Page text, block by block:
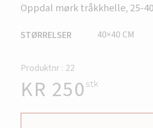
Oppdal mørk tråkkhelle, 25-
STØRRELSER 40×40 CM
Produktnr : 22
KR 250 stk